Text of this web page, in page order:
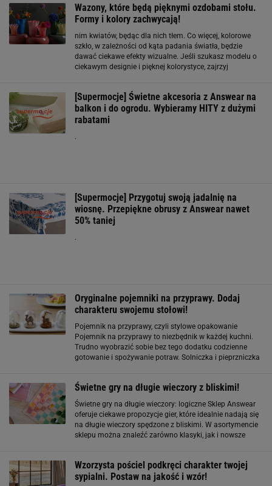
Wazony, które będą pięknymi ozdobami stołu.
Formy i kolory zachwycają!
nim kwiatów, będąc dla nich tłem. Co więcej, kolorowe
szkło, w zależności od kąta padania światła, będzie
dawać ciekawe efekty wizualne. Jeśli szukasz modelu o
ciekawym designie i pięknej kolorystyce, zajrzyj
modny
[Supermocje] Świetne akcesoria z Answear na
balkon i do ogrodu. Wybieramy HITY z dużymi
rabatami
.
[Supermocje] Przygotuj swoją jadalnię na
wiosnę. Przepiękne obrusy z Answear nawet
50% taniej
.
Oryginalne pojemniki na przyprawy. Dodaj
charakteru swojemu stołowi!
Pojemnik na przyprawy, czyli stylowe opakowanie
Pojemnik na przyprawy to niezbędnik w każdej kuchni.
Trudno wyobrazić sobie bez tego dodatku codzienne
gotowanie i spożywanie potraw. Solniczka i pieprzniczka
Świetne gry na długie wieczory z bliskimi!
Świetne gry na długie wieczory: logiczne Sklep Answear
oferuje ciekawe propozycje gier, które idealnie nadają się
na długie wieczory spędzone z bliskimi. W asortymencie
sklepu można znaleźć zarówno klasyki, jak i nowsze
Wzorzysta pościel podkręci charakter twojej
sypialni. Postaw na jakość i wzór!